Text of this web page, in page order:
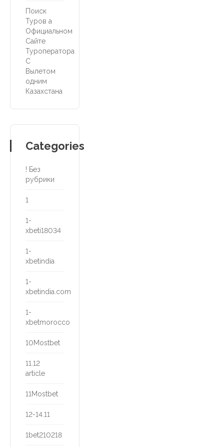
Поиск
Туров а
Официальном
Сайте
Туроператора
С
Вылетом
одним
Казахстана
Categories
! Без
рубрики
1
1-
xbeti18034
1-
xbetindia
1-
xbetindia.com
1-
xbetmorocco
10Mostbet
11.12
article
11Mostbet
12-14.11
1bet210218